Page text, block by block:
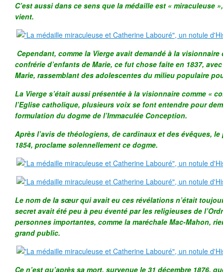
C’est aussi dans ce sens que la médaille est « miraculeuse
vient.
Cependant, comme la Vierge avait demandé à la visionnaire
confrérie d’enfants de Marie, ce fut chose faite en 1837,
Marie, rassemblant des adolescentes du milieu populaire
La Vierge s’était aussi présentée à la visionnaire comme «
l’Eglise catholique, plusieurs voix se font entendre pour
formulation du dogme de l’Immaculée Conception.
Après l’avis de théologiens, de cardinaux et des évêques, le
1854, proclame solennellement ce dogme.
Le nom de la sœur qui avait eu ces révélations n’était
secret avait été peu à peu éventé par les religieuses de
personnes importantes, comme la maréchale Mac-Mahon,
grand public.
Ce n’est qu’après sa mort, survenue le 31 décembre 1876,